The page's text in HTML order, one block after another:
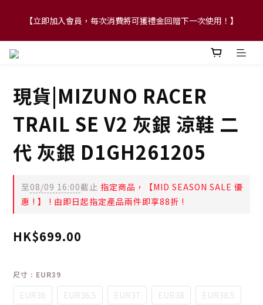
【FLASH SALE 兩件指定現貨產品即享88折】
【立即加入會員，每次消費將可獲禮金回贈下一次使用！】
【FLASH SALE 兩件指定現貨產品即享88折】
現貨|MIZUNO RACER
TRAIL SE V2 灰銀 涼鞋 二
代 灰銀 D1GH261205
至08/09 16:00截止 指定商品，【MID SEASON SALE 優
惠 ! 】 ! 由即日起指定產品兩件即享88折 !
HK$699.00
尺寸 : EUR39
EUR36 EUR36.5 EUR37 EUR38
EUR38.5